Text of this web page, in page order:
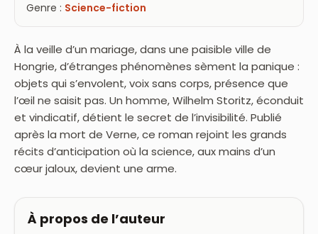
Genre : Science-fiction
À la veille d’un mariage, dans une paisible ville de
Hongrie, d’étranges phénomènes sèment la panique :
objets qui s’envolent, voix sans corps, présence que
l’œil ne saisit pas. Un homme, Wilhelm Storitz, éconduit
et vindicatif, détient le secret de l’invisibilité. Publié
après la mort de Verne, ce roman rejoint les grands
récits d’anticipation où la science, aux mains d’un
cœur jaloux, devient une arme.
À propos de l’auteur